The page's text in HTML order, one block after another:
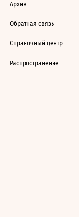
Архив
Обратная связь
Справочный центр
Распространение